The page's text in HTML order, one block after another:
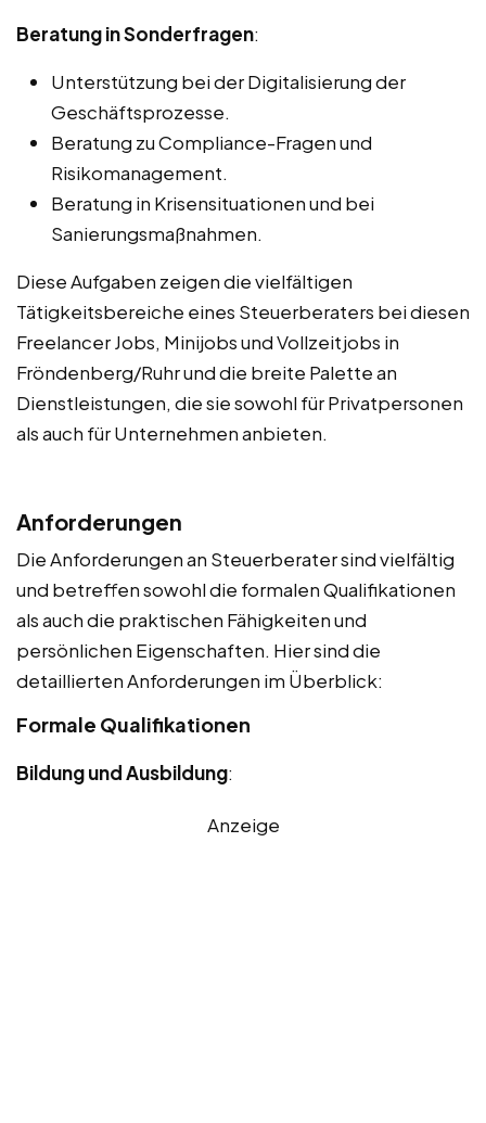
Beratung in Sonderfragen:
Unterstützung bei der Digitalisierung der
Geschäftsprozesse.
Beratung zu Compliance-Fragen und
Risikomanagement.
Beratung in Krisensituationen und bei
Sanierungsmaßnahmen.
Diese Aufgaben zeigen die vielfältigen
Tätigkeitsbereiche eines Steuerberaters bei diesen
Freelancer Jobs, Minijobs und Vollzeitjobs in
Fröndenberg/Ruhr und die breite Palette an
Dienstleistungen, die sie sowohl für Privatpersonen
als auch für Unternehmen anbieten.
Anforderungen
Die Anforderungen an Steuerberater sind vielfältig
und betreffen sowohl die formalen Qualifikationen
als auch die praktischen Fähigkeiten und
persönlichen Eigenschaften. Hier sind die
detaillierten Anforderungen im Überblick:
Formale Qualifikationen
Bildung und Ausbildung:
Anzeige